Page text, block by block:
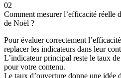
02
Comment mesurer l’efficacité réelle
de Noël ?
Pour évaluer correctement
replacer les indicateurs dans leur
L’indicateur principal reste le taux
pour votre contenu.
Le taux d’ouverture donne une idée